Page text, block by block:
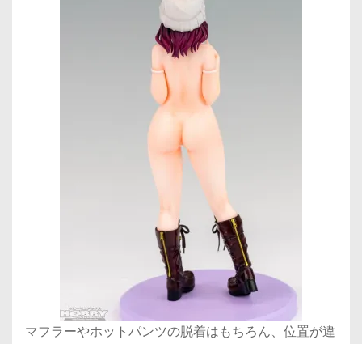
マフラーやホットパンツの脱着はもちろん、位置が違